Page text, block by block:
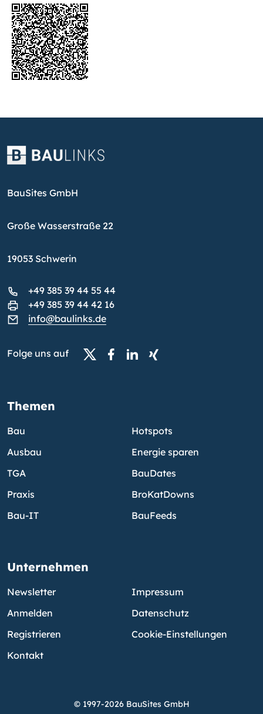
BauSites GmbH
Große Wasserstraße 22
19053 Schwerin
+49 385 39 44 55 44
+49 385 39 44 42 16
info@baulinks.de
Folge uns auf
Themen
Bau
Ausbau
TGA
Praxis
Bau-IT
Hotspots
Energie sparen
BauDates
BroKatDowns
BauFeeds
Unternehmen
Newsletter
Anmelden
Registrieren
Kontakt
Impressum
Datenschutz
Cookie-Einstellungen
© 1997-2026 BauSites GmbH